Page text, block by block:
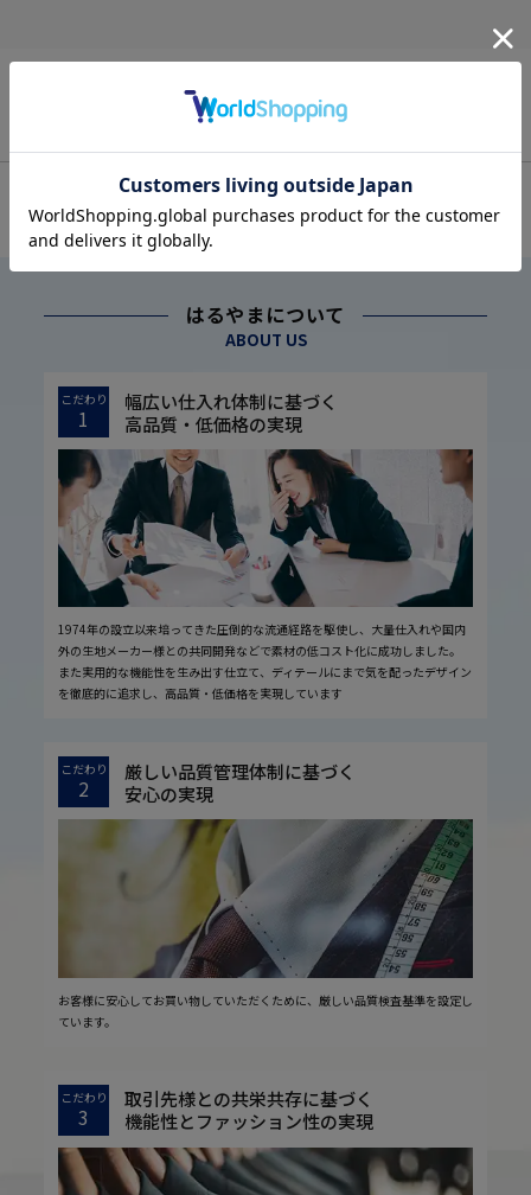
OFFICIAL SNS
はるやまについて
ABOUT US
こだわり
1
幅広い仕入れ体制に基づく
高品質・低価格の実現
1974年の設立以来培ってきた圧倒的な流通経路を駆使し、大量仕入れや国内
外の生地メーカー様との共同開発などで素材の低コスト化に成功しました。
また実用的な機能性を生み出す仕立て、ディテールにまで気を配ったデザイン
を徹底的に追求し、高品質・低価格を実現しています
こだわり
2
厳しい品質管理体制に基づく
安心の実現
お客様に安心してお買い物していただくために、厳しい品質検査基準を設定し
ています。
こだわり
3
取引先様との共栄共存に基づく
機能性とファッション性の実現